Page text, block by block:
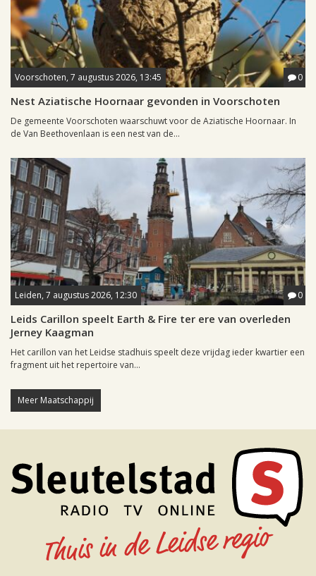
Voorschoten, 7 augustus 2026, 13:45 0
Nest Aziatische Hoornaar gevonden in Voorschoten
De gemeente Voorschoten waarschuwt voor de Aziatische Hoornaar. In
de Van Beethovenlaan is een nest van de...
Leiden, 7 augustus 2026, 12:30 0
Leids Carillon speelt Earth & Fire ter ere van overleden
Jerney Kaagman
Het carillon van het Leidse stadhuis speelt deze vrijdag ieder kwartier een
fragment uit het repertoire van...
Meer Maatschappij